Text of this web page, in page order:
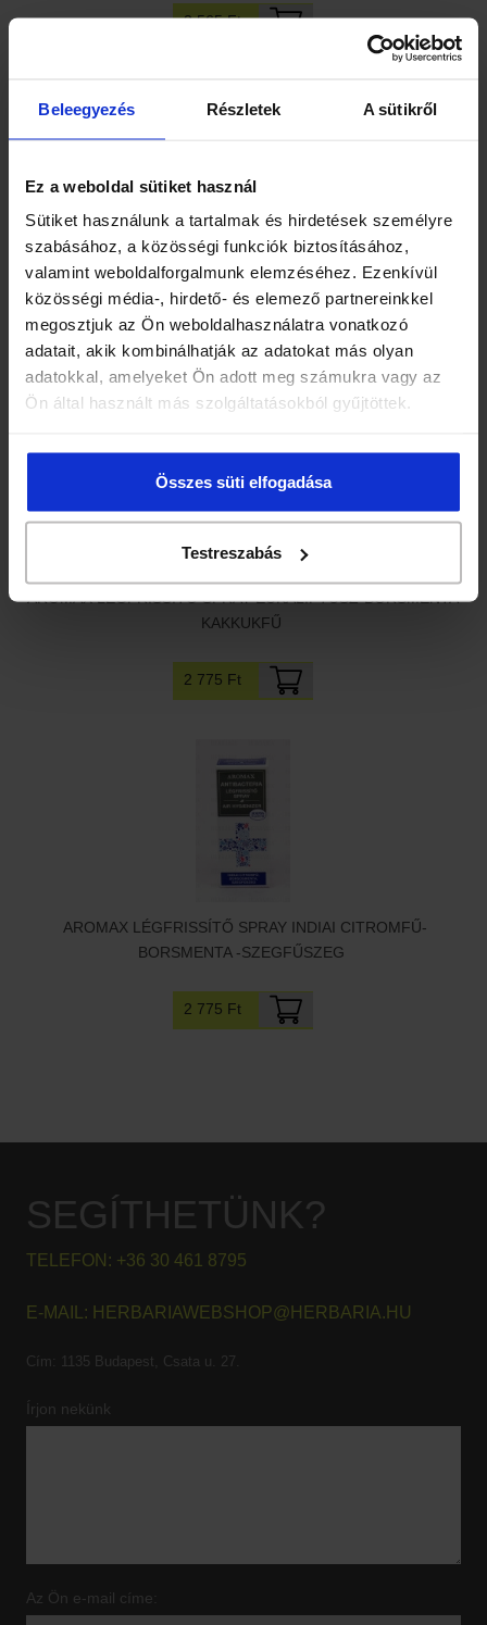
Beleegyezés Részletek A sütikről
Ez a weboldal sütiket használ
Sütiket használunk a tartalmak és hirdetések személyre
szabásához, a közösségi funkciók biztosításához,
valamint weboldalforgalmunk elemzéséhez. Ezenkívül
közösségi média-, hirdető- és elemező partnereinkkel
megosztjuk az Ön weboldalhasználatra vonatkozó
adatait, akik kombinálhatják az adatokat más olyan
adatokkal, amelyeket Ön adott meg számukra vagy az
Ön által használt más szolgáltatásokból gyűjtöttek.
Összes süti elfogadása
Testreszabás
2 565 Ft
AROMAX LÉGFRISSÍTŐ SPRAY CITROM-FAHÉJ-
SZEGFŰSZEG
2 775 Ft
AROMAX LÉGFRISSÍTŐ SPRAY EUKALIPTUSZ-BORSMENTA-
KAKKUKFŰ
2 775 Ft
AROMAX LÉGFRISSÍTŐ SPRAY INDIAI CITROMFŰ-
BORSMENTA -SZEGFŰSZEG
2 775 Ft
SEGÍTHETÜNK?
TELEFON: +36 30 461 8795
E-MAIL: HERBARIAWEBSHOP@HERBARIA.HU
Cím: 1135 Budapest, Csata u. 27.
Írjon nekünk
Az Ön e-mail címe: